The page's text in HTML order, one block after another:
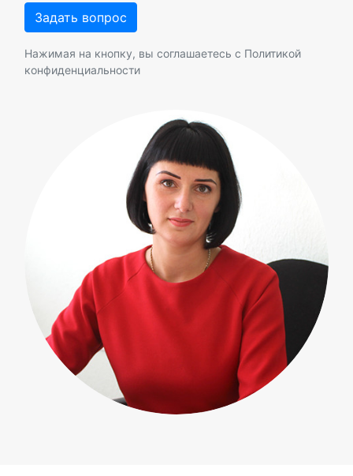
Нажимая на кнопку, вы соглашаетесь с Политикой
конфиденциальности